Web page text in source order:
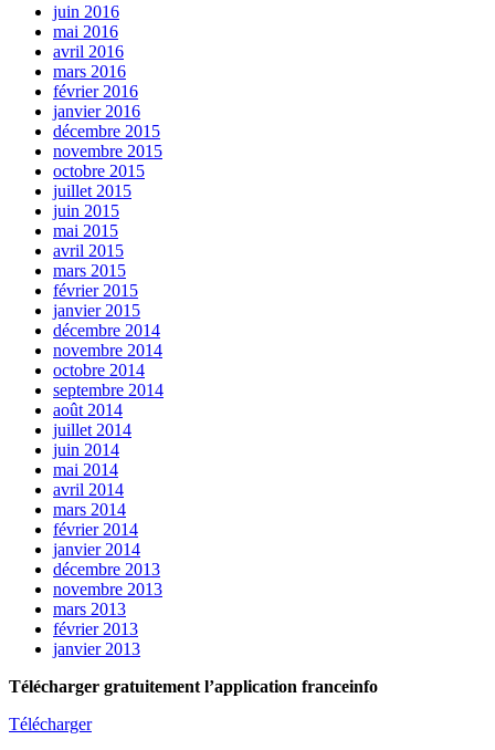
juin 2016
mai 2016
avril 2016
mars 2016
février 2016
janvier 2016
décembre 2015
novembre 2015
octobre 2015
juillet 2015
juin 2015
mai 2015
avril 2015
mars 2015
février 2015
janvier 2015
décembre 2014
novembre 2014
octobre 2014
septembre 2014
août 2014
juillet 2014
juin 2014
mai 2014
avril 2014
mars 2014
février 2014
janvier 2014
décembre 2013
novembre 2013
mars 2013
février 2013
janvier 2013
Télécharger gratuitement l’application franceinfo
Télécharger